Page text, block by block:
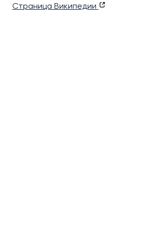
Страница Википедии